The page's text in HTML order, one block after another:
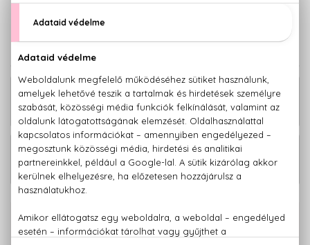
Defy Eau De Toilette 100 ml 21.340 Ft
Defy Eau De Parfum 200 ml 20.900 Ft
100% eredeti termékek,14 napos visszaküldési garanciával